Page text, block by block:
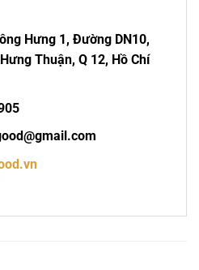
Hưng 1, Đường DN10,
Thuận, Q 12, Hồ Chí